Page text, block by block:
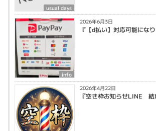
usual days
info
2026年6月3日
『【d払い】対応可能になり
2026年4月22日
『空き枠お知らせLINE 結